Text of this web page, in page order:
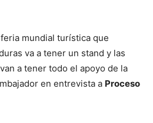
mundial turística que
va a tener un stand y las
a tener todo el apoyo de la
en entrevista a Proceso